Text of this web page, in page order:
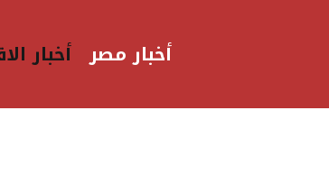
أخبار مصر أخبار